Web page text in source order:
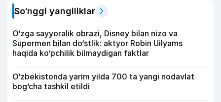
So‘nggi yangiliklar
O‘zga sayyoralik obrazi, Disney bilan nizo va
Supermen bilan do‘stlik: aktyor Robin Uilyams
haqida ko‘pchilik bilmaydigan faktlar
O‘zbekistonda yarim yilda 700 ta yangi nodavlat
bog‘cha tashkil etildi